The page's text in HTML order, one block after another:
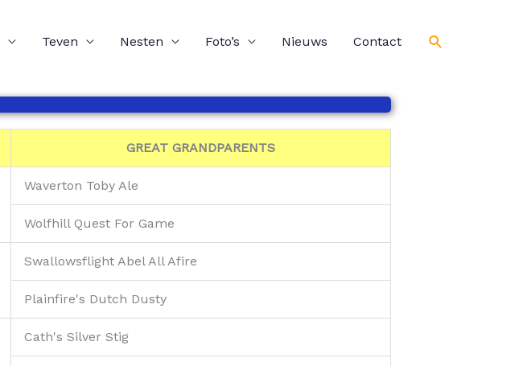
Teven Nesten Foto’s Nieuws Contact Zoeken
GREAT GRANDPARENTS
Waverton Toby Ale
Wolfhill Quest For Game
Swallowsflight Abel All Afire
Plainfire's Dutch Dusty
Cath's Silver Stig